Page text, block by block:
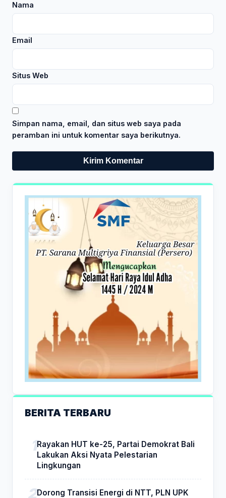
Nama
Email
Situs Web
Simpan nama, email, dan situs web saya pada
peramban ini untuk komentar saya berikutnya.
BERITA TERBARU
Rayakan HUT ke-25, Partai Demokrat Bali
Lakukan Aksi Nyata Pelestarian
Lingkungan
Dorong Transisi Energi di NTT, PLN UPK